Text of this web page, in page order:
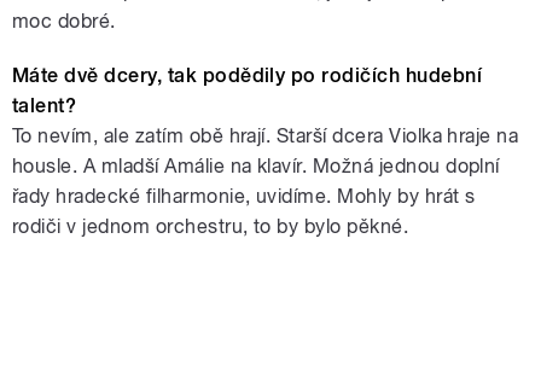
moc dobré.
Máte dvě dcery, tak podědily po rodičích hudební
talent?
To nevím, ale zatím obě hrají. Starší dcera Violka hraje na
housle. A mladší Amálie na klavír. Možná jednou doplní
řady hradecké filharmonie, uvidíme. Mohly by hrát s
rodiči v jednom orchestru, to by bylo pěkné.